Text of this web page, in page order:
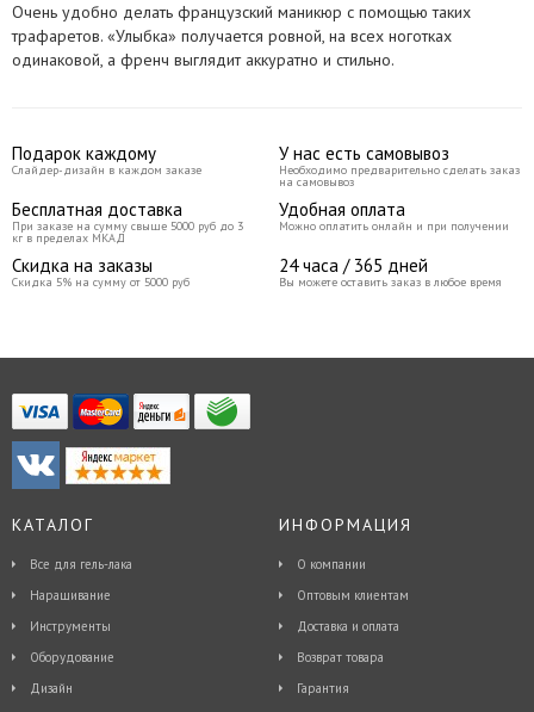
Очень удобно делать французский маникюр с помощью таких
трафаретов. «Улыбка» получается ровной, на всех ноготках
одинаковой, а френч выглядит аккуратно и стильно.
Подарок каждому
Слайдер-дизайн в каждом заказе
У нас есть самовывоз
Необходимо предварительно сделать заказ
на самовывоз
Бесплатная доставка
При заказе на сумму свыше 5000 руб до 3
кг в пределах МКАД
Удобная оплата
Можно оплатить онлайн и при получении
Скидка на заказы
Скидка 5% на сумму от 5000 руб
24 часа / 365 дней
Вы можете оставить заказ в любое время
КАТАЛОГ
Все для гель-лака
Наращивание
Инструменты
Оборудование
Дизайн
ИНФОРМАЦИЯ
О компании
Оптовым клиентам
Доставка и оплата
Возврат товара
Гарантия